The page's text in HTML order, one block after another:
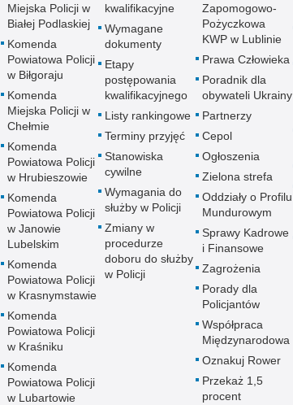
Miejska Policji w
Białej Podlaskiej
Komenda
Powiatowa Policji
w Biłgoraju
Komenda
Miejska Policji w
Chełmie
Komenda
Powiatowa Policji
w Hrubieszowie
Komenda
Powiatowa Policji
w Janowie
Lubelskim
Komenda
Powiatowa Policji
w Krasnymstawie
Komenda
Powiatowa Policji
w Kraśniku
Komenda
Powiatowa Policji
w Lubartowie
kwalifikacyjne
Wymagane
dokumenty
Etapy
postępowania
kwalifikacyjnego
Listy rankingowe
Terminy przyjęć
Stanowiska
cywilne
Wymagania do
służby w Policji
Zmiany w
procedurze
doboru do służby
w Policji
Zapomogowo-
Pożyczkowa
KWP w Lublinie
Prawa Człowieka
Poradnik dla
obywateli Ukrainy
Partnerzy
Cepol
Ogłoszenia
Zielona strefa
Oddziały o Profilu
Mundurowym
Sprawy Kadrowe
i Finansowe
Zagrożenia
Porady dla
Policjantów
Współpraca
Międzynarodowa
Oznakuj Rower
Przekaż 1,5
procent